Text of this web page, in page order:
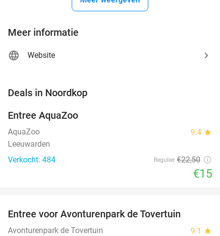
Meer informatie
Website
Deals in Noordkop
TODAY
Entree AquaZoo
AquaZoo 9.4 star
Leeuwarden
Verkocht: 484
Regulier €22,50
€15
TODAY
Entree voor Avonturenpark de Tovertuin
Avonturenpark de Tovertuin 9.1 star